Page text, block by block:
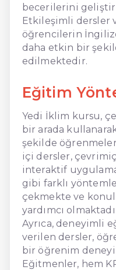
becerilerini
Etkileşimli dersler
öğrencilerin
daha etkin bir
edilmektedir.
Eğitim
Yedi İklim kursu,
bir arada
şekilde
içi dersler,
interaktif
gibi farklı
çekmekte ve
yardımcı
Ayrıca, deneyimli
verilen dersler,
bir öğrenim
Eğitmenler, hem